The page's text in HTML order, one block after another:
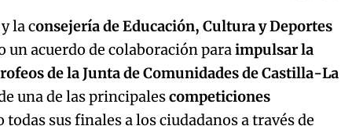
la consejería de Educación, Cultura y Deportes
un acuerdo de colaboración paraimpulsar la
de la Junta de Comunidades de Castilla-La
una de las principalescompeticiones
todas sus finales a los ciudadanos a través de